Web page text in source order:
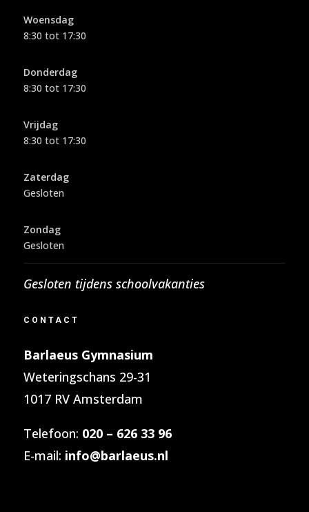
Woensdag
8:30 tot 17:30
Donderdag
8:30 tot 17:30
Vrijdag
8:30 tot 17:30
Zaterdag
Gesloten
Zondag
Gesloten
Gesloten tijdens schoolvakanties
CONTACT
Barlaeus Gymnasium
Weteringschans 29-31
1017 RV Amsterdam
Telefoon: 020 – 626 33 96
E-mail: info@barlaeus.nl